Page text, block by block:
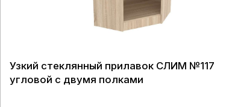
Узкий стеклянный прилавок СЛИМ №117
угловой с двумя полками